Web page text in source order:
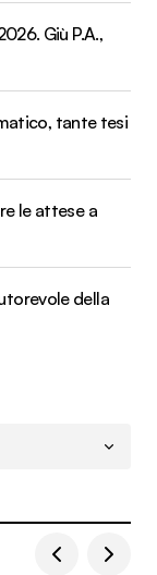
Giù P.A.,
tante tesi
le attese a
della